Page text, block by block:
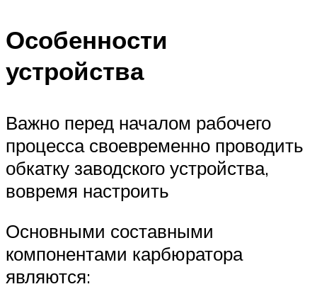
Особенности
устройства
Важно перед началом рабочего
процесса своевременно проводить
обкатку заводского устройства,
вовремя настроить
Основными составными
компонентами карбюратора
являются: